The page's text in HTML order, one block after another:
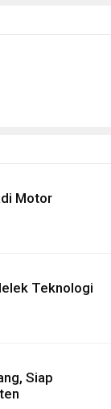
Motor
Teknologi
Siap